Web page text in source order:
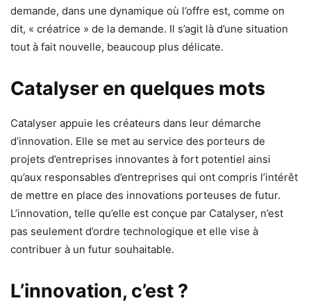
demande, dans une dynamique où l’offre est, comme on
dit, « créatrice » de la demande. Il s’agit là d’une situation
tout à fait nouvelle, beaucoup plus délicate.
Catalyser en quelques mots
Catalyser appuie les créateurs dans leur démarche
d’innovation. Elle se met au service des porteurs de
projets d’entreprises innovantes à fort potentiel ainsi
qu’aux responsables d’entreprises qui ont compris l’intérêt
de mettre en place des innovations porteuses de futur.
L’innovation, telle qu’elle est conçue par Catalyser, n’est
pas seulement d’ordre technologique et elle vise à
contribuer à un futur souhaitable.
L’innovation, c’est ?